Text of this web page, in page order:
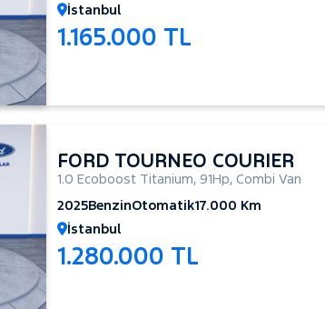
İstanbul
1.165.000 TL
FORD TOURNEO COURIER
1.0 Ecoboost Titanium, 91Hp, Combi Van
2025BenzinOtomatik17.000 Km
İstanbul
1.280.000 TL